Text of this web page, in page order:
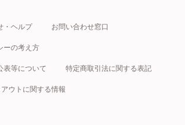
・ヘルプ お問い合わせ窓口
ーの考え方
表等について 特定商取引法に関する表記
ウトに関する情報